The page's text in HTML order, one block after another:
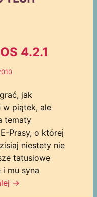
4.2.1
jak
w piątek, ale
tematy
Prasy, o której
niestety nie
tatusiowe
i mu syna
→